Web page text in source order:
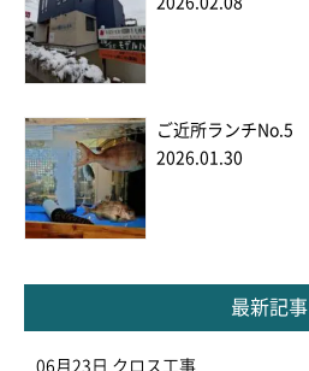
ご近所ランチNo.5
2026.01.30
最新記事
06月23日 クロス工事